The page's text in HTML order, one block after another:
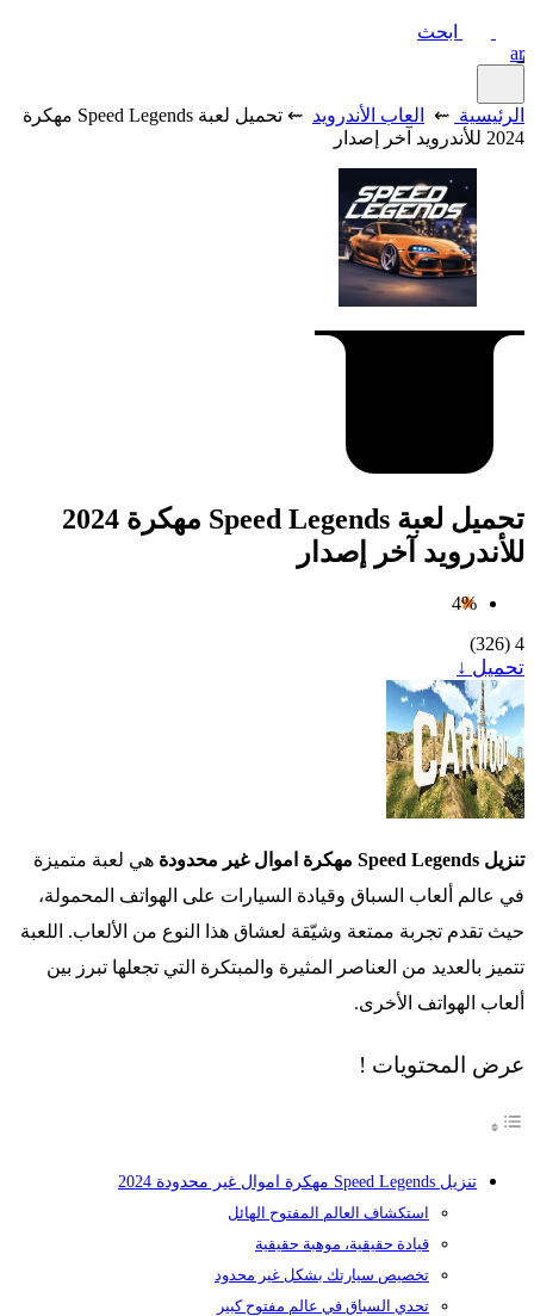
ابحث
ar
الرئيسية ⇜ العاب الأندرويد
⇜ تحميل لعبة Speed Legends مهكرة
2024 للأندرويد آخر إصدار
تحميل لعبة Speed Legends مهكرة 2024
للأندرويد آخر إصدار
4%
4
(
326
)
تحميل ↓
تنزيل Speed Legends مهكرة اموال غير محدودة
هي لعبة متميزة
في عالم ألعاب السباق وقيادة السيارات على الهواتف المحمولة،
حيث تقدم تجربة ممتعة وشيّقة لعشاق هذا النوع من الألعاب. اللعبة
تتميز بالعديد من العناصر المثيرة والمبتكرة التي تجعلها تبرز بين
ألعاب الهواتف الأخرى.
عرض المحتويات !
تنزيل Speed Legends مهكرة اموال غير محدودة 2024
استكشاف العالم المفتوح الهائل
قيادة حقيقية، موهبة حقيقية
تخصيص سيارتك بشكل غير محدود
تحدي السباق في عالم مفتوح كبير